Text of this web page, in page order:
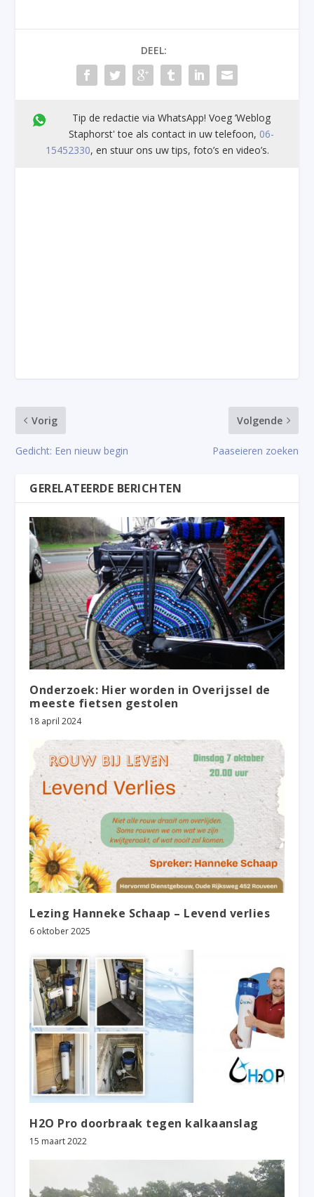
DEEL:
Tip de redactie via WhatsApp! Voeg ’Weblog
Staphorst' toe als contact in uw telefoon, 06-
15452330, en stuur ons uw tips, foto’s en video’s.
Vorig
Gedicht: Een nieuw begin
Volgende
Paaseieren zoeken
GERELATEERDE BERICHTEN
Onderzoek: Hier worden in Overijssel de
meeste fietsen gestolen
18 april 2024
Lezing Hanneke Schaap – Levend verlies
6 oktober 2025
H2O Pro doorbraak tegen kalkaanslag
15 maart 2022